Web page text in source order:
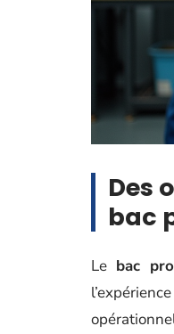
Des
bac
Le bac